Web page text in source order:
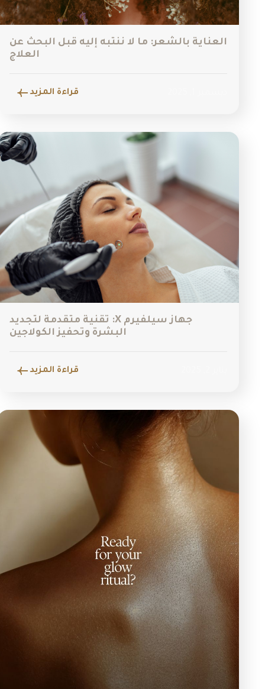
العناية بالشعر: ما لا ننتبه إليه قبل البحث عن
العلاج
قراءة المزيد
جهاز سيلفيرم X: تقنية متقدمة لتجديد
البشرة وتحفيز الكولاجين
قراءة المزيد